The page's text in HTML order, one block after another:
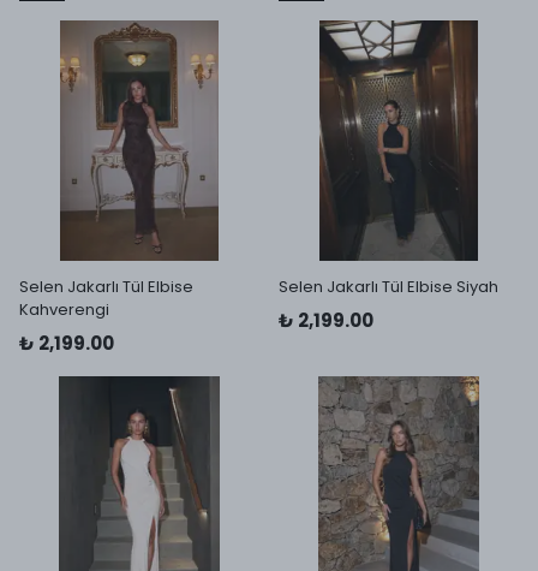
Selen Jakarlı Tül Elbise
Kahverengi
₺ 2,199.00
Selen Jakarlı Tül Elbise Siyah
₺ 2,199.00